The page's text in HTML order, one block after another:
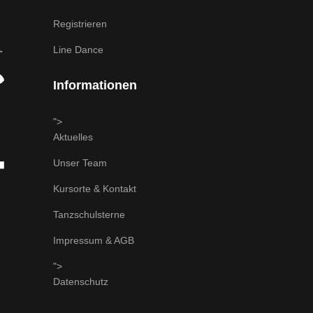
Registrieren
Line Dance
Informationen
">
Aktuelles
Unser Team
Kursorte & Kontakt
Tanzschulsterne
Impressum & AGB
">
Datenschutz